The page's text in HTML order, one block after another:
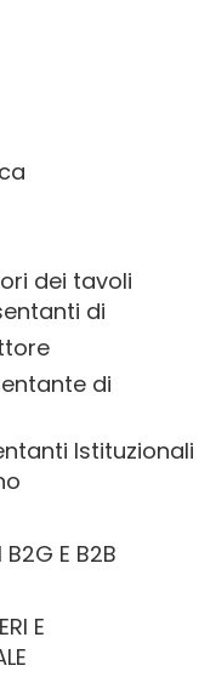
dei tavoli
di
di
Istituzionali
B2G E B2B
E